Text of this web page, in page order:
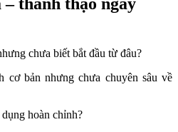
thành thạo ngay
chưa biết bắt đầu từ đâu?
cơ bản nhưng chưa chuyên sâu về
hoàn chỉnh?